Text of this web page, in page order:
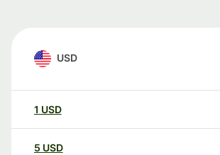
USD
1 USD
5 USD